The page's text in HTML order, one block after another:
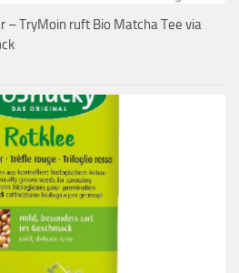
– TryMoin ruft Bio Matcha Tee via